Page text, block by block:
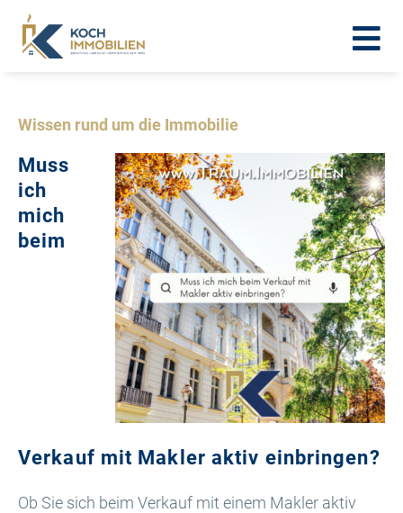
Wissen rund um die Immobilie
Muss
ich
mich
beim
Verkauf mit Makler aktiv einbringen?
Ob Sie sich beim Verkauf mit einem Makler aktiv